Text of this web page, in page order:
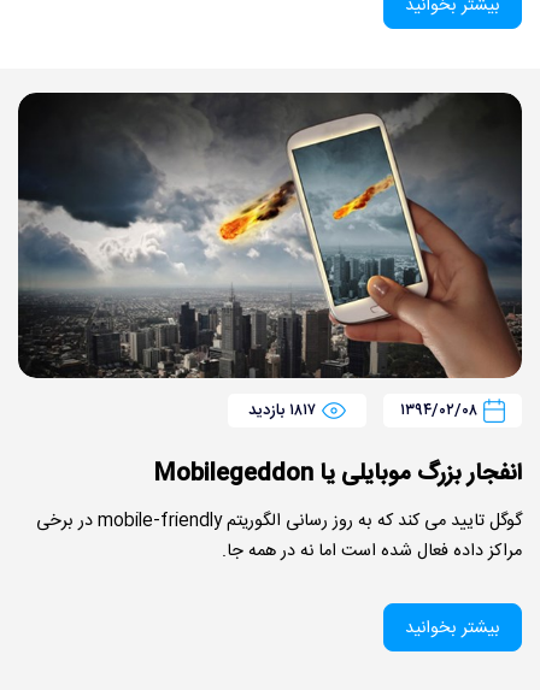
بیشتر بخوانید
۱۳۹۴/۰۲/۰۸ ۱۸۱۷ بازدید
انفجار بزرگ موبایلی یا Mobilegeddon
گوگل تایید می کند که به روز رسانی الگوریتم mobile-friendly در برخی
مراکز داده فعال شده است اما نه در همه جا.
بیشتر بخوانید